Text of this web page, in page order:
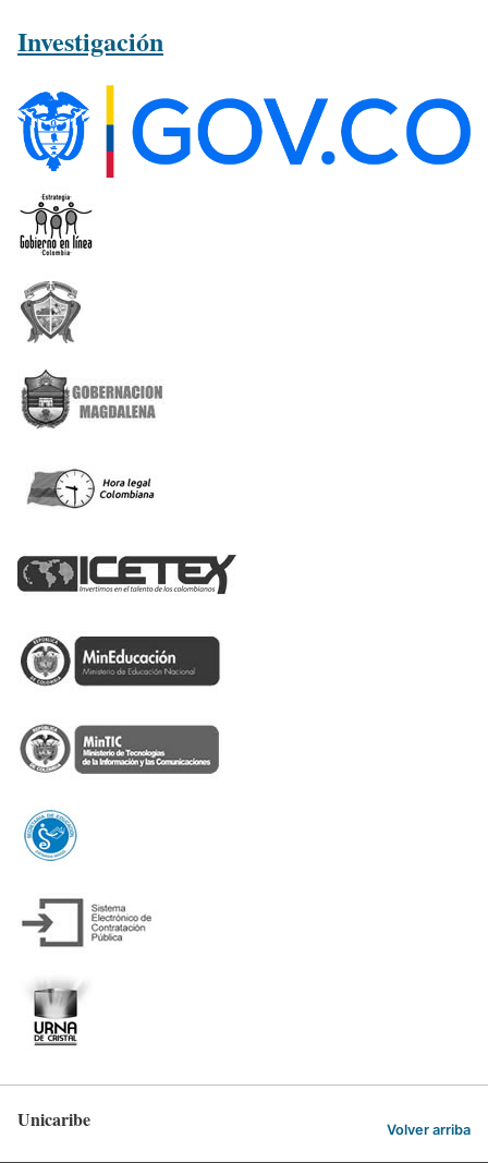
Investigación
Unicaribe Volver arriba